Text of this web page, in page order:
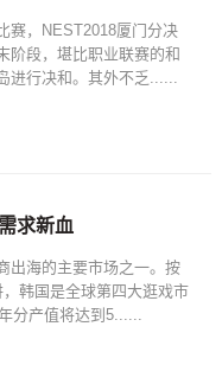
赛，NEST2018厦门分决
阶段，堪比职业联赛的和
进行决和。其外不乏......
求新血
出海的主要市场之一。按
，韩国是全球第四大逛戏市
分产值将达到5......